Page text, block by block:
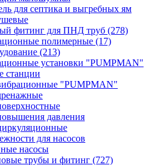
для септика и выгребных ям
фитинг для ПНД труб (278)
полимерные (17)
(213)
установки "PUMPMAN"
станции
"PUMPMAN"
давления
для насосов
насосы
трубы и фитинг (727)